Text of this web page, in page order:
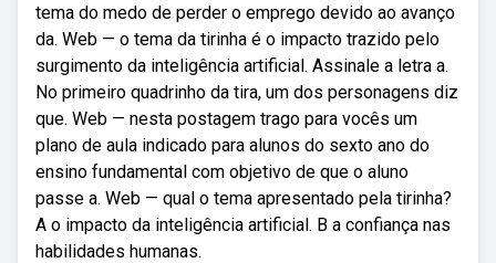
tema do medo de perder o emprego devido ao avanço
da. Web — o tema da tirinha é o impacto trazido pelo
surgimento da inteligência artificial. Assinale a letra a.
No primeiro quadrinho da tira, um dos personagens diz
que. Web — nesta postagem trago para vocês um
plano de aula indicado para alunos do sexto ano do
ensino fundamental com objetivo de que o aluno
passe a. Web — qual o tema apresentado pela tirinha?
A o impacto da inteligência artificial. B a confiança nas
habilidades humanas.